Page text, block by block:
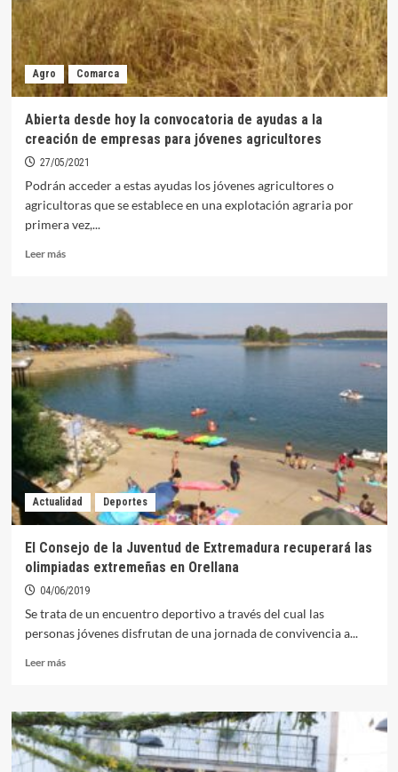
Agro Comarca
Abierta desde hoy la convocatoria de ayudas a la
creación de empresas para jóvenes agricultores
27/05/2021
Podrán acceder a estas ayudas los jóvenes agricultores o
agricultoras que se establece en una explotación agraria por
primera vez,...
Leer másLeer
Abierta
desde
hoy
la
convocatoria
de
a
la
creación
de
empresas
para
jóvenes
Actualidad Deportes
El Consejo de la Juventud de Extremadura recuperará las
olimpiadas extremeñas en Orellana
04/06/2019
Se trata de un encuentro deportivo a través del cual las
personas jóvenes disfrutan de una jornada de convivencia a...
Leer másLeer
El
Consejo
de
la